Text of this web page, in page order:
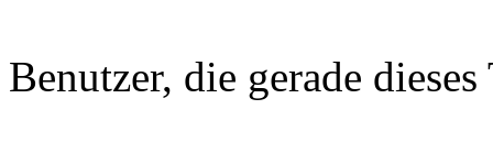
Benutzer, die gerade